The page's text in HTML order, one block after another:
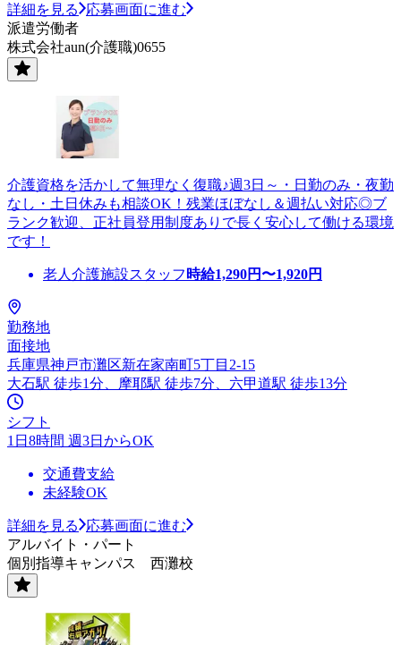
詳細を見る
応募画面に進む
派遣労働者
株式会社aun(介護職)0655
介護資格を活かして無理なく復職♪週3日～・日勤のみ・夜勤
なし・土日休みも相談OK！残業ほぼなし＆週払い対応◎ブ
ランク歓迎、正社員登用制度ありで長く安心して働ける環境
です！
老人介護施設スタッフ 時給1,290円〜1,920円
勤務地
面接地
兵庫県神戸市灘区新在家南町5丁目2-15
大石駅 徒歩1分、摩耶駅 徒歩7分、六甲道駅 徒歩13分
シフト
1日8時間 週3日からOK
交通費支給
未経験OK
詳細を見る
応募画面に進む
アルバイト・パート
個別指導キャンパス 西灘校